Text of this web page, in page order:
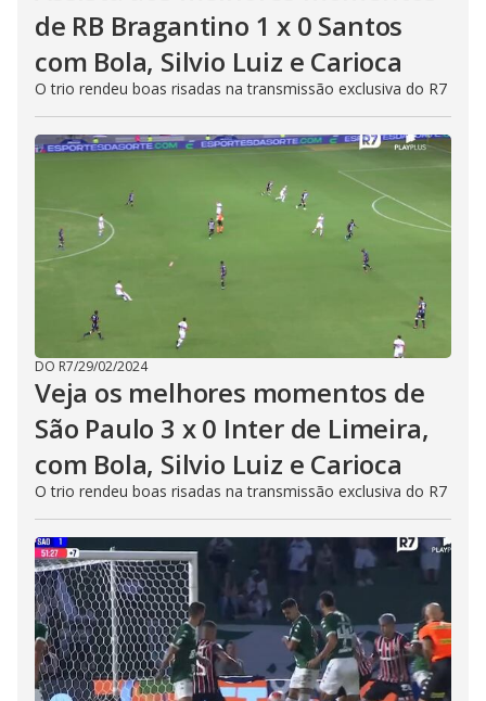
de RB Bragantino 1 x 0 Santos
com Bola, Silvio Luiz e Carioca
O trio rendeu boas risadas na transmissão exclusiva do R7
DO R7/29/02/2024
Veja os melhores momentos de
São Paulo 3 x 0 Inter de Limeira,
com Bola, Silvio Luiz e Carioca
O trio rendeu boas risadas na transmissão exclusiva do R7